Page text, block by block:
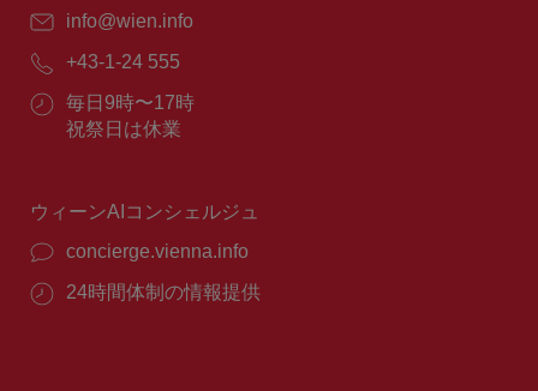
E
ー
ル：
info@wien.info
電
番
号：
+43-1-24 555
営
業
毎日9時〜17時
祝祭日は休業
ウィーンAIコンシェルジュ
concierge.vienna.info
24時間体制の情報提供